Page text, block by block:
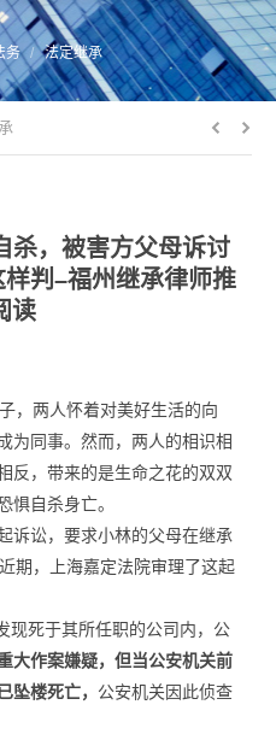
务 法定继承
杀，被害方父母诉讨
判–福州继承律师推
读
，两人怀着对美好生活的向
为同事。然而，两人的相识相
反，带来的是生命之花的双双
惧自杀身亡。
诉讼，要求小林的父母在继承
期，上海嘉定法院审理了这起
现死于其所任职的公司内，公
大作案嫌疑，但当公安机关前
坠楼死亡， 公安机关因此侦查